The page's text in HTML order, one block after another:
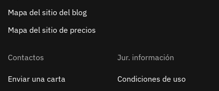
Mapa del sitio del blog
Mapa del sitio de precios
Contactos
Enviar una carta
Jur. información
Condiciones de uso